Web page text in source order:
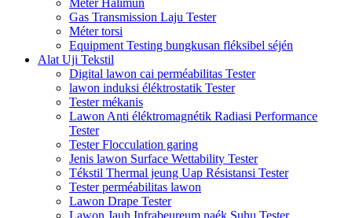
Gas Transmission Laju Tester
Méter torsi
Equipment Testing bungkusan fléksibel séjén
Alat Uji Tekstil
Digital lawon cai perméabilitas Tester
lawon induksi éléktrostatik Tester
Tester mékanis
Lawon Anti éléktromagnétik Radiasi Performance
Tester
Tester Flocculation garing
Jenis lawon Surface Wettability Tester
Tékstil Thermal jeung Uap Résistansi Tester
Tester perméabilitas lawon
Lawon Drape Tester
Lawon Jauh Infrabeureum naék Suhu Tester